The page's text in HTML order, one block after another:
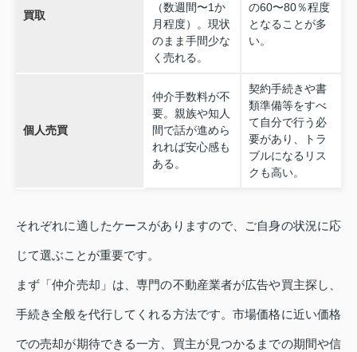
買取
（数週間〜1か
月程度）。現状
のまま手間少な
く売れる。
の60〜80％程度
となることが多
い。
個人売買
仲介手数料が不
要。親族や知人
間で話が進めら
れれば安心感も
ある。
契約手続きや書
類準備等をすべ
て自分で行う必
要があり、トラ
ブルになるリス
クも高い。
それぞれに適したケースがありますので、ご自身の状況に応
じて選ぶことが重要です。
まず「仲介売却」は、専門の不動産業者が広告や買主探し、
手続き全般を代行してくれる方法です。市場価格に近い価格
での売却が期待できる一方、買主が見つかるまでの期間や信